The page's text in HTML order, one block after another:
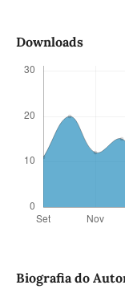
Downloads
Biografia do